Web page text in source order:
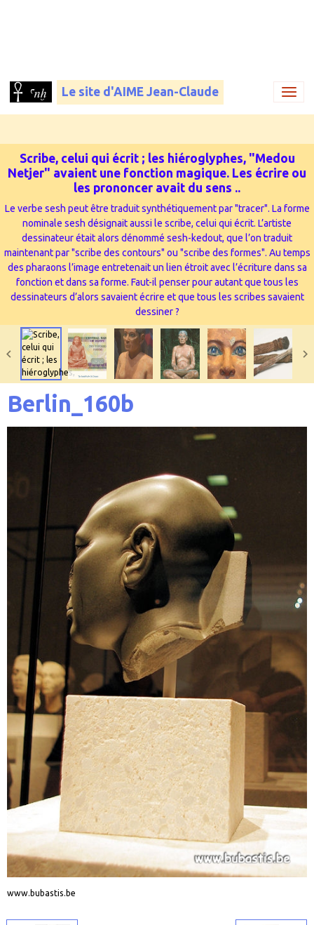
Le site d'AIME Jean-Claude
Scribe, celui qui écrit ; les hiéroglyphes, "Medou
Netjer" avaient une fonction magique. Les écrire ou
les prononcer avait du sens ..
Le verbe sesh peut être traduit synthétiquement par "tracer". La forme
nominale sesh désignait aussi le scribe, celui qui écrit. L’artiste
dessinateur était alors dénommé sesh-kedout, que l’on traduit
maintenant par "scribe des contours" ou "scribe des formes". Au temps
des pharaons l’image entretenait un lien étroit avec l’écriture dans sa
fonction et dans sa forme. Faut-il penser pour autant que tous les
dessinateurs d’alors savaient écrire et que tous les scribes savaient
dessiner ?
Berlin_160b
www.bubastis.be